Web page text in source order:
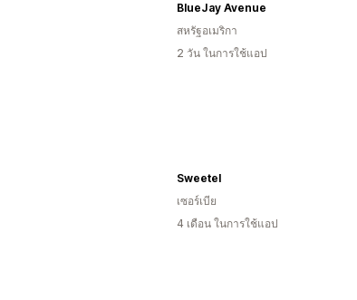
BlueJay Avenue
สหรัฐอเมริกา
2 วัน ในการใช้แอป
Sweetel
เซอร์เบีย
4 เดือน ในการใช้แอป